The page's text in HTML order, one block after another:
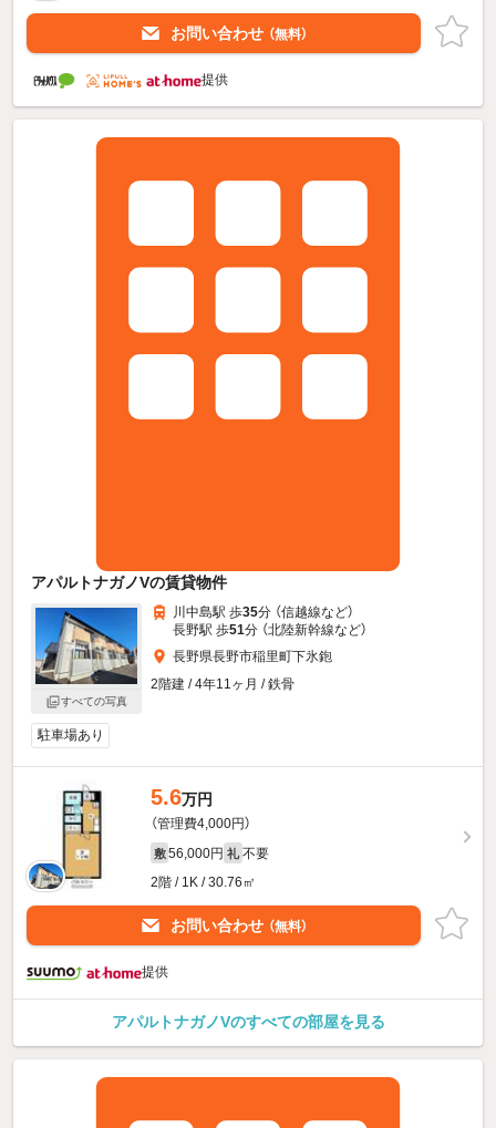
お問い合わせ （無料）
提供
アパルトナガノVの賃貸物件
すべての写真
川中島駅 歩35分 （信越線など）
長野駅 歩51分 （北陸新幹線など）
長野県長野市稲里町下氷鉋
2階建 / 4年11ヶ月 / 鉄骨
駐車場あり
5.6万円
（管理費4,000円）
敷 56,000円 礼 不要
2階 / 1K / 30.76㎡
お問い合わせ （無料）
提供
アパルトナガノVのすべての部屋を見る